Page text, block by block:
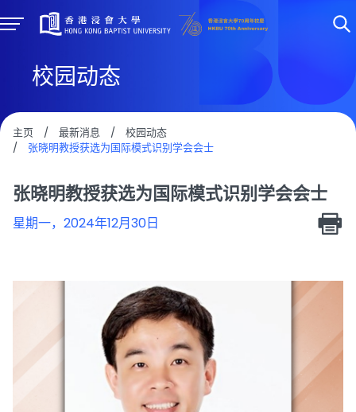
校园动态
主页 / 最新消息 /
校园动态
/
张晓明教授获选为国际模式识别学会会士
张晓明教授获选为国际模式识别学会会士
星期一，2024年12月30日